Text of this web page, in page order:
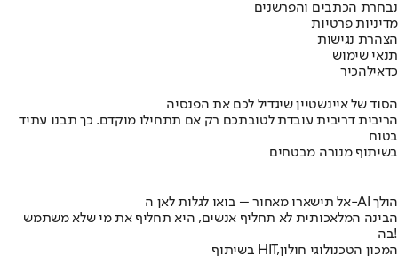
נבחרת הכתבים והפרשנים
מדיניות פרטיות
הצהרת נגישות
תנאי שימוש
כדאילהכיר
הסוד של איינשטיין שיגדיל לכם את הפנסיה
הריבית דריבית עובדת לטובתכם רק אם תתחילו מוקדם. כך תבנו עתיד
בטוח
בשיתוף מנורה מבטחים
אל תישארו מאחור – בואו לגלות לאן ה-AI הולך
הבינה המלאכותית לא תחליף אנשים, היא תחליף את מי שלא משתמש
בה!
בשיתוף HIT,המכון הטכנולוגי חולון